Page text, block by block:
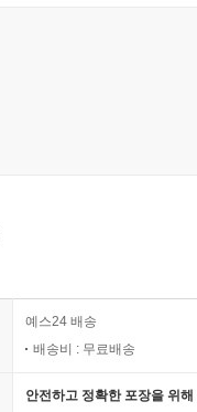
예스24 배송
배송비 : 무료배송
안전하고 정확한 포장을 위